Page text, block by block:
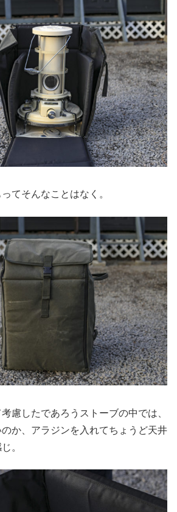
てそんなことはなく。
慮したであろうストーブの中では、
か、アラジンを入れてちょうど天井
。